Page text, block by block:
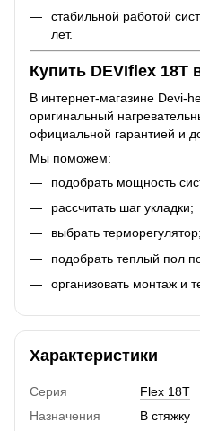
стабильной работой
лет.
Купить DEVIflex 18T
В интернет-магазине Devi-
оригинальный
официальной гарантией и
Мы поможем:
подобрать мощность
рассчитать шаг укладки;
выбрать терморегулятор;
подобрать теплый пол
организовать монтаж и
Характеристики
Серия
Flex 18T
Назначения
В стяжку